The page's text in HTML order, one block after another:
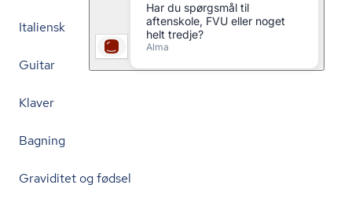
Italiensk
Guitar
Klaver
Bagning
Graviditet og fødsel